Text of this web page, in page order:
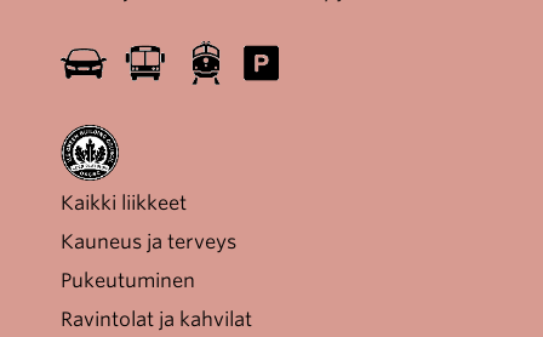
Kaikki liikkeet
Kauneus ja terveys
Pukeutuminen
Ravintolat ja kahvilat